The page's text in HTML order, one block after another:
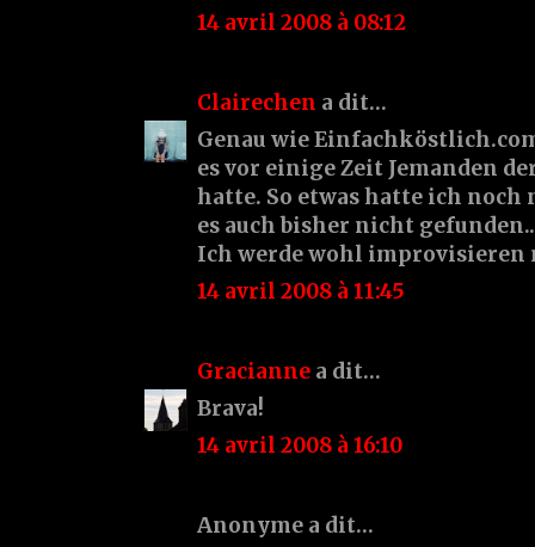
14 avril 2008 à 08:12
Clairechen a dit…
Genau wie
es vor einige Zeit Jemanden
hatte. So etwas hatte ich noch
es auch bisher nicht
Ich werde wohl improvisieren
14 avril 2008 à 11:45
Gracianne a dit…
Brava!
14 avril 2008 à 16:10
Anonyme a dit…